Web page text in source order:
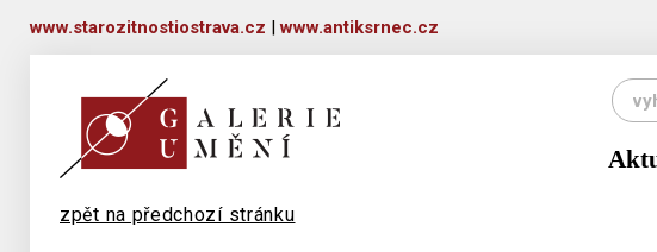
www.starozitnostiostrava.cz |www.antiksrnec.cz
zpět na předchozí stránku